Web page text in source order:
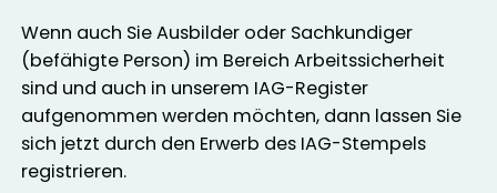
Wenn auch Sie Ausbilder oder Sachkundiger
(befähigte Person) im Bereich Arbeitssicherheit
sind und auch in unserem IAG-Register
aufgenommen werden möchten, dann lassen Sie
sich jetzt durch den Erwerb des IAG-Stempels
registrieren.